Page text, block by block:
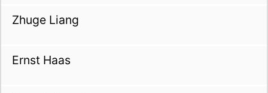
Zhuge Liang
Ernst Haas